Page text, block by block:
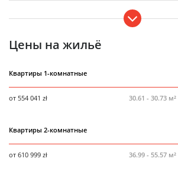
Количество квартир в комплексе
Количество свободных квартир 39
Паркинг
Цены на жильё
Квартиры 1-комнатные
от 554 041 zł 30.61 - 30.73 м²
Квартиры 2-комнатные
от 610 999 zł 36.99 - 55.57 м²